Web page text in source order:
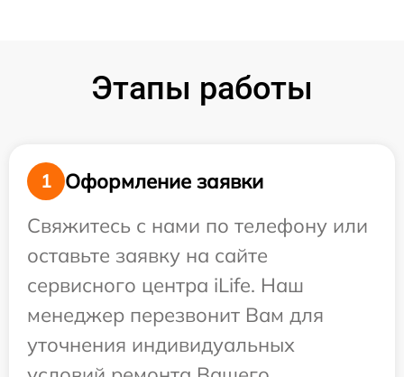
Этапы работы
1
Оформление заявки
Свяжитесь с нами по телефону или
оставьте заявку на сайте
сервисного центра iLife. Наш
менеджер перезвонит Вам для
уточнения индивидуальных